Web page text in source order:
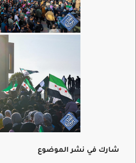
شارك في نشر الموضوع